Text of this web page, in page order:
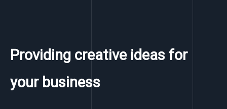
Providing creative ideas for
your business